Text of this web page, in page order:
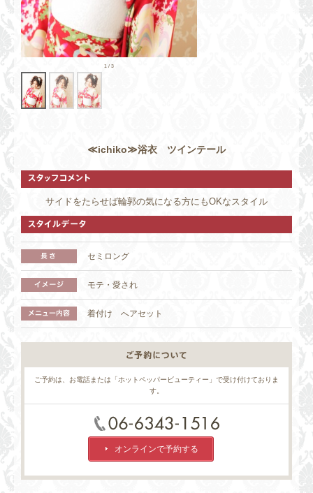
≪ichiko≫浴衣 ツインテール
サイドをたらせば輪郭の気になる方にもOKなスタイル
セミロング
モテ・愛され
着付け へアセット
ご予約は、お電話または「ホットペッパービューティー」で受け付けておりま
す。
オンラインで予約する